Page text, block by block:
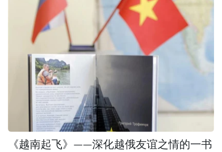
《越南起飞》——深化越俄友谊之情的一书